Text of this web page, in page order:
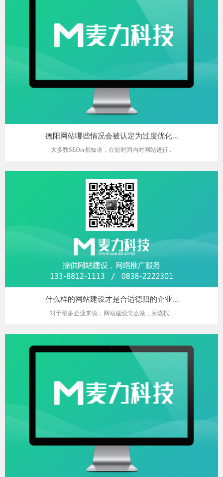
德阳网站哪些情况会被认定为过度优化...
大多数SEOer都知道，在短时间内对网站进行...
什么样的网站建设才是合适德阳的企业...
对于很多企业来说，网站建设怎么做，应该找...